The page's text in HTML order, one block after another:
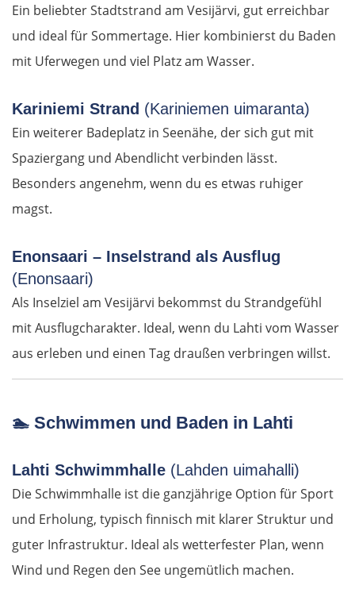
Ein beliebter Stadtstrand am Vesijärvi, gut erreichbar
und ideal für Sommertage. Hier kombinierst du Baden
mit Uferwegen und viel Platz am Wasser.
Kariniemi Strand (Kariniemen uimaranta)
Ein weiterer Badeplatz in Seenähe, der sich gut mit
Spaziergang und Abendlicht verbinden lässt.
Besonders angenehm, wenn du es etwas ruhiger
magst.
Enonsaari – Inselstrand als Ausflug
(Enonsaari)
Als Inselziel am Vesijärvi bekommst du Strandgefühl
mit Ausflugcharakter. Ideal, wenn du Lahti vom Wasser
aus erleben und einen Tag draußen verbringen willst.
🏊 Schwimmen und Baden in Lahti
Lahti Schwimmhalle (Lahden uimahalli)
Die Schwimmhalle ist die ganzjährige Option für Sport
und Erholung, typisch finnisch mit klarer Struktur und
guter Infrastruktur. Ideal als wetterfester Plan, wenn
Wind und Regen den See ungemütlich machen.
Portugal
Beja
Setúbal
WESTROUTE
Peniche
Nazaré
Vila Real
Mirandela
Bragança